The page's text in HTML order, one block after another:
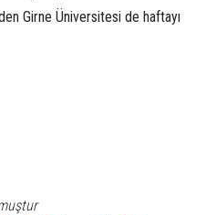
Girne Üniversitesi de haftayı